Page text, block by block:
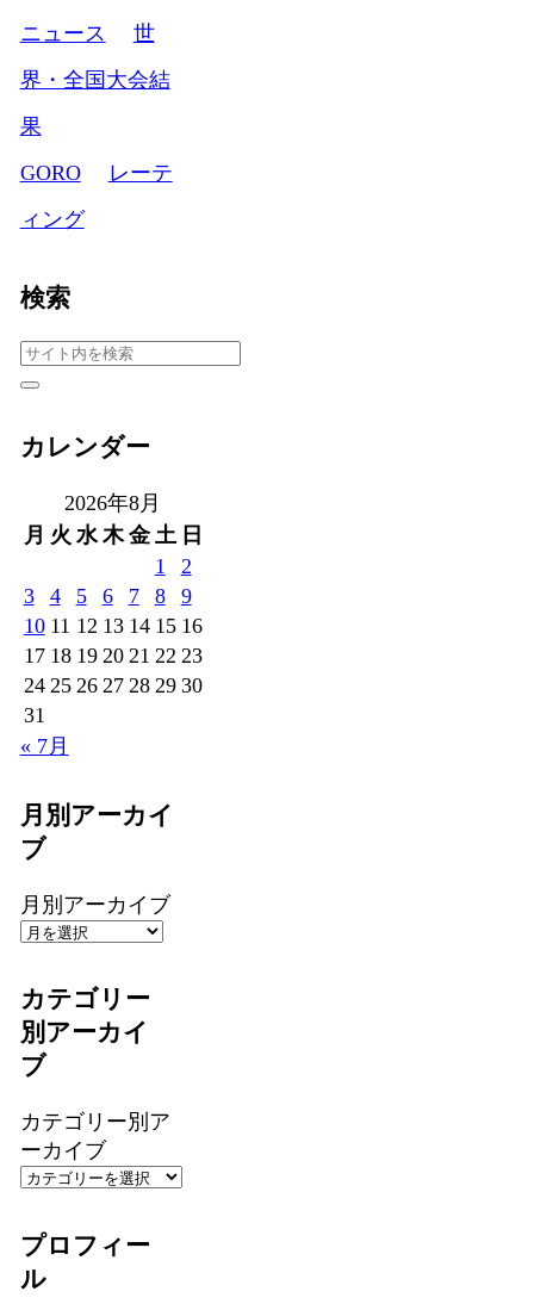
ニュース
世
界・全国大会結
果
GORO
レーテ
ィング
検索
カレンダー
2026年8月
月 火 水 木 金 土 日
1
2
3
4 5 6 7 8
9
10 11 12 13 14 15 16
17 18 19 20 21 22 23
24 25 26 27 28 29 30
31
« 7月
月別アーカイ
ブ
月別アーカイブ
カテゴリー
別アーカイ
ブ
カテゴリー別ア
ーカイブ
プロフィー
ル